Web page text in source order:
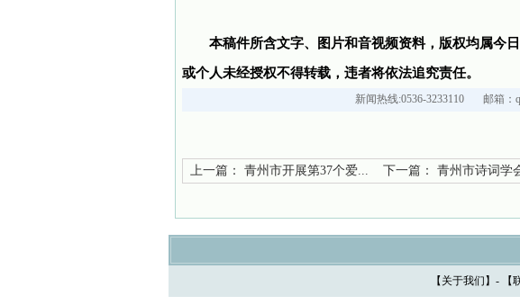
本稿件所含文字、图片和音视频资料，版权均属今
或个人未经授权不得转载，违者将依法追究责任。
新闻热线:0536-3233110 邮箱：
上一篇： 青州市开展第37个爱... 下一篇： 青州市诗词学
【 关于我们 】- 【